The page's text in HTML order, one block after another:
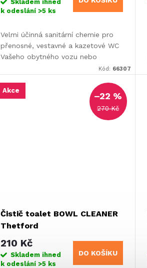
Skladem ihned
k odeslání >5 ks
Velmi účinná sanitární chemie pro
přenosné, vestavné a kazetové WC
Vašeho obytného vozu nebo
Kód: 66307
Akce
270 Kč
–22 %
Čistič toalet BOWL CLEANER
Thetford
210 Kč
Skladem ihned
k odeslání >5 ks
DO KOŠÍKU